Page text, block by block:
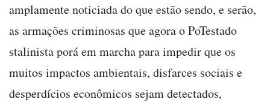
amplamente noticiada do que estão sendo, e serão,
as armações criminosas que agora o PoTestado
stalinista porá em marcha para impedir que os
muitos impactos ambientais, disfarces sociais e
desperdícios econômicos sejam detectados,